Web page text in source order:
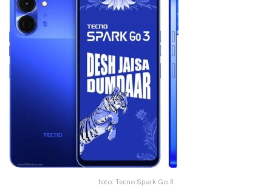
foto: Tecno Spark Go 3